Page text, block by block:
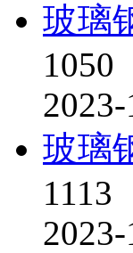
玻璃
1050
玻璃
1113